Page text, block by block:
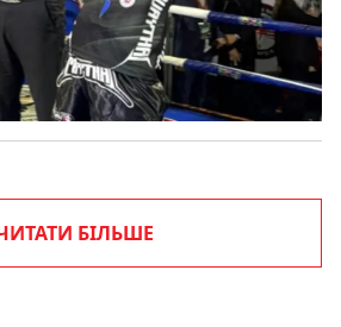
БІЛЬШЕ